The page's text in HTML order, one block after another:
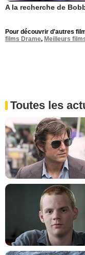
Pour découvrir d'autres
films Drame, Meilleurs
Toutes les